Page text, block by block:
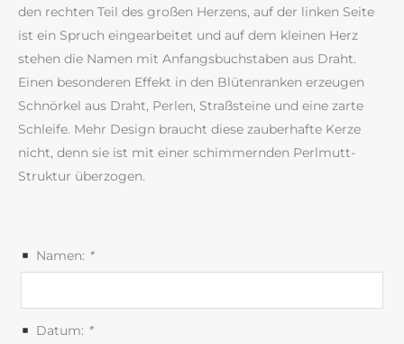
den rechten Teil des großen Herzens, auf der linken Seite
ist ein Spruch eingearbeitet und auf dem kleinen Herz
stehen die Namen mit Anfangsbuchstaben aus Draht.
Einen besonderen Effekt in den Blütenranken erzeugen
Schnörkel aus Draht, Perlen, Straßsteine und eine zarte
Schleife. Mehr Design braucht diese zauberhafte Kerze
nicht, denn sie ist mit einer schimmernden Perlmutt-
Struktur überzogen.
Namen: *
Datum: *